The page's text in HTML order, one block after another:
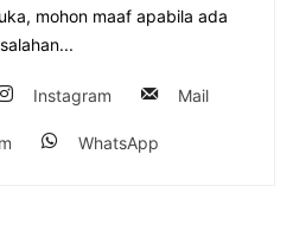
mohon maaf apabila ada
Instagram Mail
WhatsApp